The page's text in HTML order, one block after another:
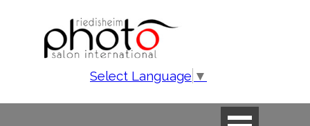
Sauter le menu
Select Language ▼